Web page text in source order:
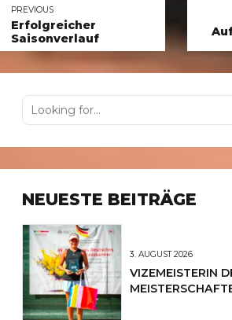
PREVIOUS
Erfolgreicher
Saisonverlauf
NEUESTE BEITRÄGE
3. AUGUST 2026
VIZEMEISTERIN